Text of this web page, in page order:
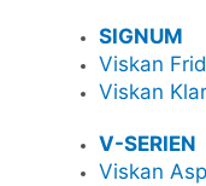
SIGNUM
Viskan
Viskan
V-SERIEN
Viskan